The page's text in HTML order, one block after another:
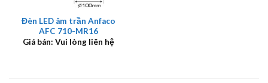
Đèn LED âm trần Anfaco
AFC 710-MR16
Giá bán: Vui lòng liên hệ